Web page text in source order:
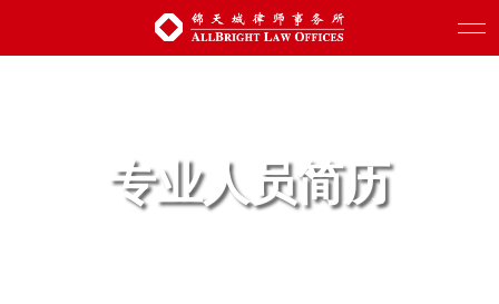
专业人员简历